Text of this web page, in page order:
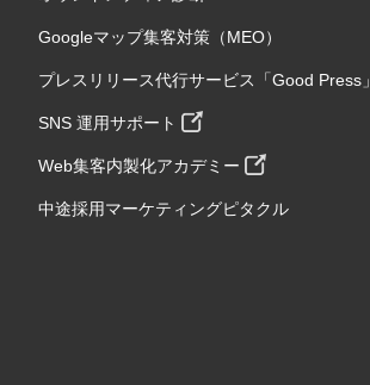
Googleマップ集客対策（MEO）
プレスリリース代行サービス「Good Press」
SNS 運用サポート
Web集客内製化アカデミー
中途採用マーケティングピタクル